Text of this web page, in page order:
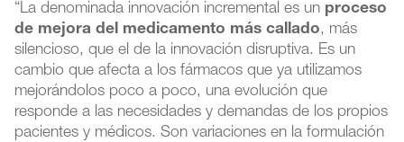
“La denominada innovación incremental es un proceso
de mejora del medicamento más callado, más
silencioso, que el de la innovación disruptiva. Es un
cambio que afecta a los fármacos que ya utilizamos
mejorándolos poco a poco, una evolución que
responde a las necesidades y demandas de los propios
pacientes y médicos. Son variaciones en la formulación